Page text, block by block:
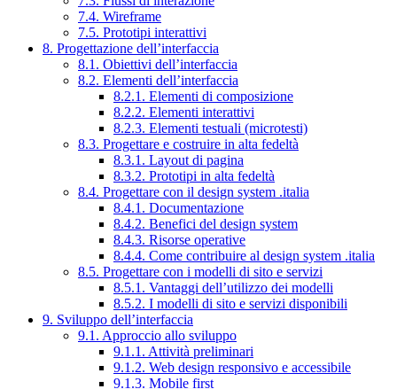
7.4. Wireframe
7.5. Prototipi interattivi
8. Progettazione dell’interfaccia
8.1. Obiettivi dell’interfaccia
8.2. Elementi dell’interfaccia
8.2.1. Elementi di composizione
8.2.2. Elementi interattivi
8.2.3. Elementi testuali (microtesti)
8.3. Progettare e costruire in alta fedeltà
8.3.1. Layout di pagina
8.3.2. Prototipi in alta fedeltà
8.4. Progettare con il design system .italia
8.4.1. Documentazione
8.4.2. Benefici del design system
8.4.3. Risorse operative
8.4.4. Come contribuire al design system .italia
8.5. Progettare con i modelli di sito e servizi
8.5.1. Vantaggi dell’utilizzo dei modelli
8.5.2. I modelli di sito e servizi disponibili
9. Sviluppo dell’interfaccia
9.1. Approccio allo sviluppo
9.1.1. Attività preliminari
9.1.2. Web design responsivo e accessibile
9.1.3. Mobile first